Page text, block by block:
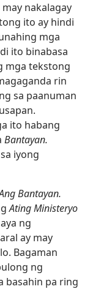
nakalagay
ito ay hindi
mga
ito binabasa
mga tekstong
rin
sa paanuman
ito habang
Bantayan.
iyong
Bantayan.
Ating Ministeryo
ng
ay may
Bagaman
ng
basahin pa ring